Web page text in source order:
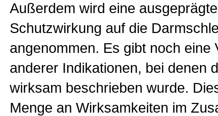
Außerdem wird eine ausgeprägte
Schutzwirkung auf die
angenommen. Es gibt noch eine
anderer Indikationen, bei denen
wirksam beschrieben wurde.
Menge an Wirksamkeiten im